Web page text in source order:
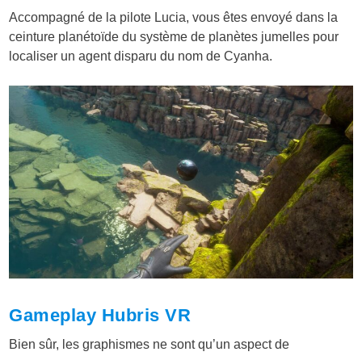
Accompagné de la pilote Lucia, vous êtes envoyé dans la
ceinture planétoïde du système de planètes jumelles pour
localiser un agent disparu du nom de Cyanha.
Gameplay Hubris VR
Bien sûr, les graphismes ne sont qu’un aspect de